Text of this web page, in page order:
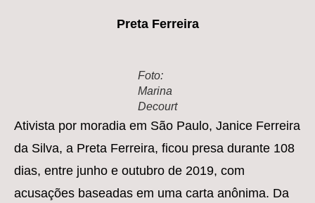
Preta Ferreira
Foto:
Marina
Decourt
Ativista por moradia em São Paulo, Janice Ferreira
da Silva, a Preta Ferreira, ficou presa durante 108
dias, entre junho e outubro de 2019, com
acusações baseadas em uma carta anônima. Da